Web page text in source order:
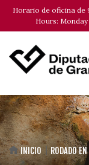
Horario de oficina de
Hours:
INICIO RODADO